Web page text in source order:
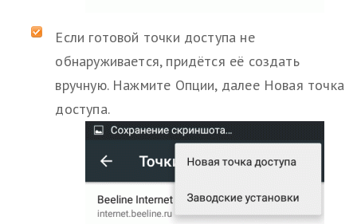
Если готовой точки доступа не
обнаруживается, придётся её создать
вручную. Нажмите Опции, далее Новая точка
доступа.